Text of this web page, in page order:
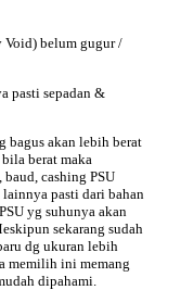
Void) belum gugur /
pasti sepadan &
bagus akan lebih berat
berat maka
cashing PSU
pasti dari bahan
yg suhunya akan
sekarang sudah
dg ukuran lebih
memilih ini memang
dipahami.